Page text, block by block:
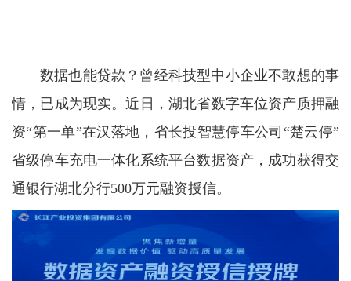
数据也能贷款？曾经科技型中小企业不敢想的事
情，已成为现实。近日，湖北省数字车位资产质押融
资“第一单”在汉落地，省长投智慧停车公司“楚云停”
省级停车充电一体化系统平台数据资产，成功获得交
通银行湖北分行500万元融资授信。